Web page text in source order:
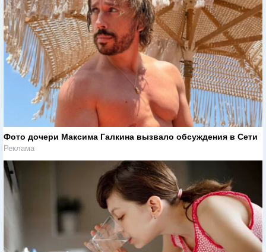
Фото дочери Максима Галкина вызвало обсуждения в Сети
Реклама